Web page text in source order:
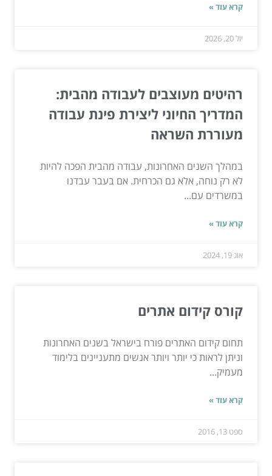
קרא עוד »
יול 20, 2026
רהיטים מעוצבים לעבודה מהבית:
המדריך החיוני ליצירת פינת עבודה
מעוררת השראה
במהלך השנים האחרונות, עבודה מהבית הפכה להיות
לא רק נוחה, אלא גם הכרחית. אם בעבר עבדנו
במשרדים עם...
קרא עוד »
אוג 19, 2024
קורס קידום אתרים
תחום קידום האתרים פורח בישראל בשנים האחרונות
וניתן לראות כי יותר ויותר אנשים מתעניינים בלימוד
מעמיק...
קרא עוד »
ספט 13, 2016